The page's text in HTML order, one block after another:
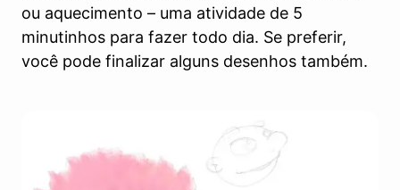
ou aquecimento – uma atividade de 5
minutinhos para fazer todo dia. Se preferir,
você pode finalizar alguns desenhos também.